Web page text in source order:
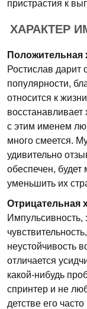
пристрастия к
ХАРАКТЕР
Положительная
Ростислав
популярности,
относится к
с этим именем
много смеется.
удивительно
обеспечен, будет
уменьшить их
Отрицательная
Импульсивность,
неустойчивость
отличается
какой-нибудь
спринтер и не
детстве его